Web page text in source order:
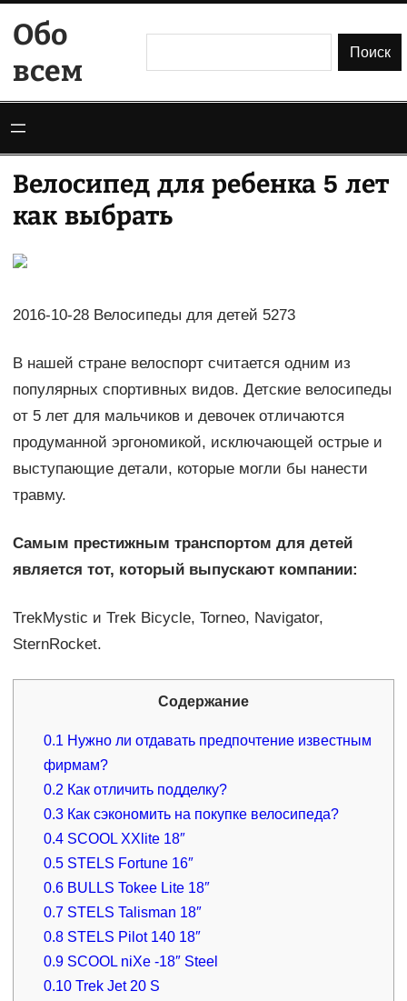
содержимому
Обо
всем
Поиск
Велосипед для ребенка 5 лет
как выбрать
2016-10-28 Велосипеды для детей 5273
В нашей стране велоспорт считается одним из
популярных спортивных видов. Детские велосипеды
от 5 лет для мальчиков и девочек отличаются
продуманной эргономикой, исключающей острые и
выступающие детали, которые могли бы нанести
травму.
Самым престижным транспортом для детей
является тот, который выпускают компании:
TrekMystic и Trek Bicycle, Torneo, Navigator,
SternRocket.
Содержание
0.1 Нужно ли отдавать предпочтение известным
фирмам?
0.2 Как отличить подделку?
0.3 Как сэкономить на покупке велосипеда?
0.4 SCOOL XXlite 18″
0.5 STELS Fortune 16″
0.6 BULLS Tokee Lite 18″
0.7 STELS Talisman 18″
0.8 STELS Pilot 140 18″
0.9 SCOOL niXe -18″ Steel
0.10 Trek Jet 20 S